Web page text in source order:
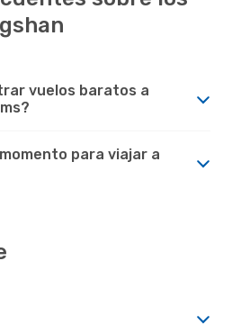
vuelos baratos a
para viajar a